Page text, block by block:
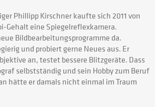
Phillipp Kirschner kaufte sich 2011 von
Gehalt eine Spiegelreflexkamera.
Bildbearbeitungsprogramme da.
und probiert gerne Neues aus. Er
an, testet bessere Blitzgeräte. Dass
selbstständig und sein Hobby zum Beruf
hätte er damals nicht einmal im Traum